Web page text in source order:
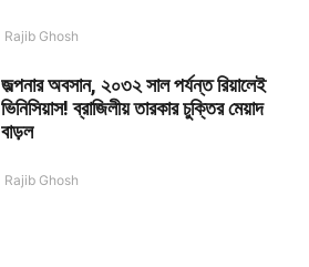
Rajib Ghosh
জল্পনার অবসান, ২০৩২ সাল পর্যন্ত রিয়ালেই
ভিনিসিয়াস! ব্রাজিলীয় তারকার চুক্তির মেয়াদ
বাড়ল
Rajib Ghosh